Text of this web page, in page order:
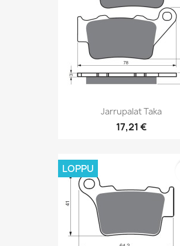
Jarrupalat Taka
17,21 €
LOPPU